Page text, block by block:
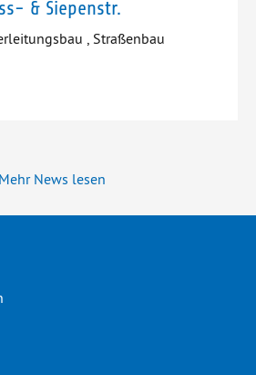
& Siepenstr.
, Straßenbau
Mehr News lesen